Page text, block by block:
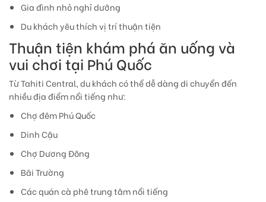
Gia đình nhỏ nghỉ dưỡng
Du khách yêu thích vị trí thuận tiện
Thuận tiện khám phá ăn uống và
vui chơi tại Phú Quốc
Từ Tahiti Central, du khách có thể dễ dàng di chuyển đến
nhiều địa điểm nổi tiếng như:
Chợ đêm Phú Quốc
Dinh Cậu
Chợ Dương Đông
Bãi Trường
Các quán cà phê trung tâm nổi tiếng